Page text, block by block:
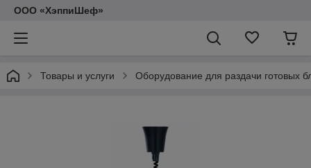
ООО «ХэппиШеф»
Товары и услуги Оборудование для раздачи готовых